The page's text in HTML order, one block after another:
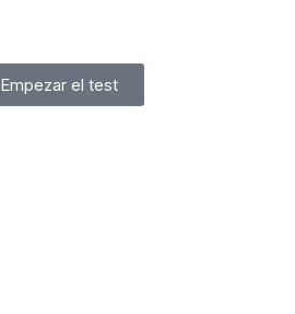
Empezar el test